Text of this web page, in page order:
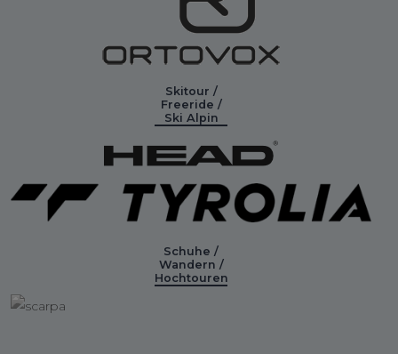
Skitour /
Freeride /
Ski Alpin
Schuhe /
Wandern /
Hochtouren